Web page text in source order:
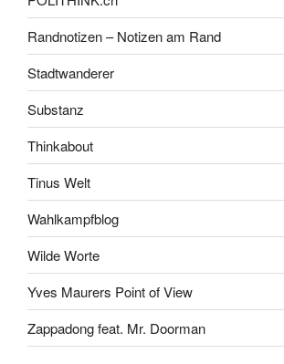
Randnotizen – Notizen am Rand
Stadtwanderer
Substanz
Thinkabout
Tinus Welt
Wahlkampfblog
Wilde Worte
Yves Maurers Point of View
Zappadong feat. Mr. Doorman